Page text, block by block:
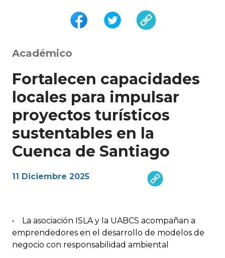
Académico
Fortalecen capacidades
locales para impulsar
proyectos turísticos
sustentables en la
Cuenca de Santiago
11 Diciembre 2025
• La asociación ISLA y la UABCS acompañan a
emprendedores en el desarrollo de modelos de
negocio con responsabilidad ambiental